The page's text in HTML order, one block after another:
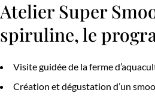
Atelier Super
spiruline, le
Visite guidée de la ferme
Création et dégustation d’un